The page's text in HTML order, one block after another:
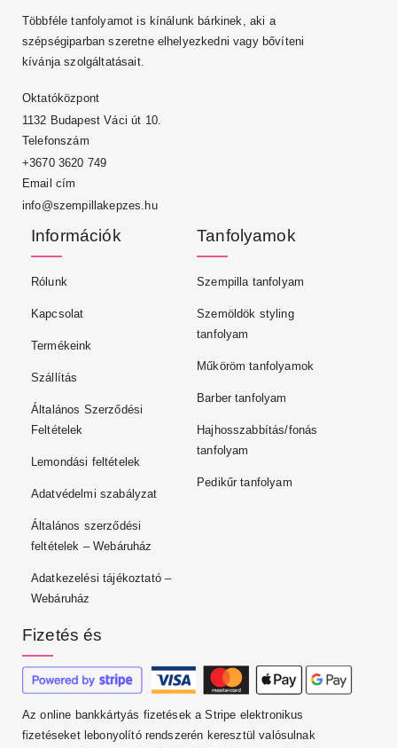
Többféle tanfolyamot is kínálunk bárkinek, aki a
szépségiparban szeretne elhelyezkedni vagy bővíteni
kívánja szolgáltatásait.
Oktatóközpont
1132 Budapest Váci út 10.
Telefonszám
+3670 3620 749
Email cím
info@szempillakepzes.hu
Információk
Rólunk
Kapcsolat
Termékeink
Szállítás
Általános Szerződési
Feltételek
Lemondási feltételek
Adatvédelmi szabályzat
Általános szerződési
feltételek – Webáruház
Adatkezelési tájékoztató –
Webáruház
Tanfolyamok
Szempilla tanfolyam
Szemöldök styling
tanfolyam
Műköröm tanfolyamok
Barber tanfolyam
Hajhosszabbítás/fonás
tanfolyam
Pedikűr tanfolyam
Fizetés és
Az online bankkártyás fizetések a Stripe elektronikus
fizetéseket lebonyolító rendszerén keresztül valósulnak